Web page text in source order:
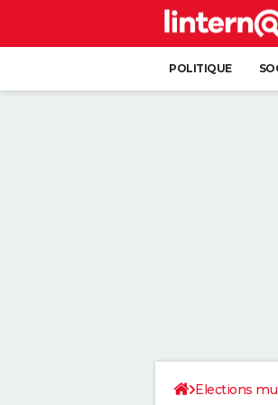
POLITIQUE
Elections